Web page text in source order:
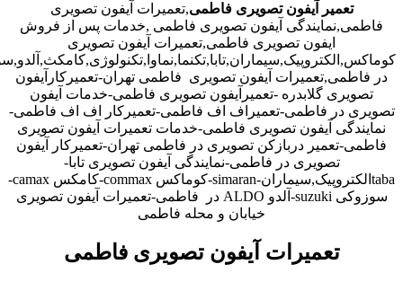
تعمیر آیفون تصویری فاطمی,تعمیرات آیفون تصویری
فاطمی,نمایندگی آیفون تصویری فاطمی ,خدمات پس از فروش
ایفون تصویری فاطمی,تعمیرات آیفون تصویری
در فاطمی,تعمیرات آیفون تصویری فاطمی تهران-تعمیرکارآیفون
تصویری گلابدره -تعمیرآیفون تصویری فاطمی-خدمات آیفون
تصویری در فاطمی-تعمیراف اف فاطمی-تعمیرکار اف اف فاطمی-
نمایندگی آیفون تصویری فاطمی-خدمات تعمیرات آیفون تصویری
فاطمی-تعمیر دربازکن تصویری در فاطمی تهران-تعمیرکار آیفون
تصویری در فاطمی-نمایندگی آیفون تصویری تابا-
tabaالکتروپیک,سیماران-simaran-کوماکس commax-کامکس camax-
سوزوکی suzuki-آلدو ALDO در فاطمی-تعمیرات آیفون تصویری
خیابان و محله فاطمی
تعمیرات آیفون تصویری فاطمی